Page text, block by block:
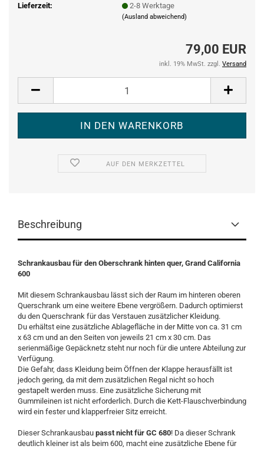
Lieferzeit:
2-8 Werktage
(Ausland abweichend)
79,00 EUR
inkl. 19% MwSt. zzgl. Versand
AUF DEN MERKZETTEL
Beschreibung
Schrankausbau für den Oberschrank hinten quer, Grand California
600
Mit diesem Schrankausbau lässt sich der Raum im hinteren oberen
Querschrank um eine weitere Ebene vergrößern. Dadurch optimierst
du den Querschrank für das Verstauen zusätzlicher Kleidung.
Du erhältst eine zusätzliche Ablagefläche in der Mitte von ca. 31 cm
x 63 cm und an den Seiten von jeweils 21 cm x 30 cm. Das
serienmäßige Gepäcknetz steht nur noch für die untere Abteilung zur
Verfügung.
Die Gefahr, dass Kleidung beim Öffnen der Klappe herausfällt ist
jedoch gering, da mit dem zusätzlichen Regal nicht so hoch
gestapelt werden muss. Eine zusätzliche Sicherung mit
Gummileinen ist nicht erforderlich. Durch die Kett-Flauschverbindung
wird ein fester und klapperfreier Sitz erreicht.
Dieser Schrankausbau passt nicht für GC 680! Da dieser Schrank
deutlich kleiner ist als beim 600, macht eine zusätzliche Ebene für